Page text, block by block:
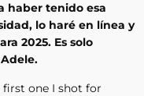
haber tenido esa
lo haré en línea y
2025. Es solo
first one I shot for